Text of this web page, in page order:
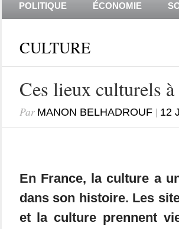
POLITIQUE ÉCONOMIE
CULTURE
Ces lieux culturels
Par MANON BELHADROUF| 12
En France, la culture a
dans son histoire. Les
et la culture prennent